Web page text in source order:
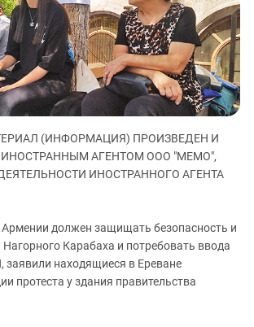
ЗАСТАВЛЯЕТ
КАВКАЗ ЗА ПАЛЕСТИНУ
ИНАКОМЫСЛИЕ В ЧЕЧНЕ
ПРЕСЛЕДОВАНИЕ АКТИВИСТОВ
МОБИЛИЗАЦИЯ И ПРОТЕСТЫ
Алания
(ИНФОРМАЦИЯ) ПРОИЗВЕДЕН И
ИНОСТРАННЫМ АГЕНТОМ ООО "МЕМО",
ИНОСТРАННОГО АГЕНТА
должен защищать безопасность и
Карабаха и потребовать ввода
находящиеся в Ереване
протеста у здания правительства